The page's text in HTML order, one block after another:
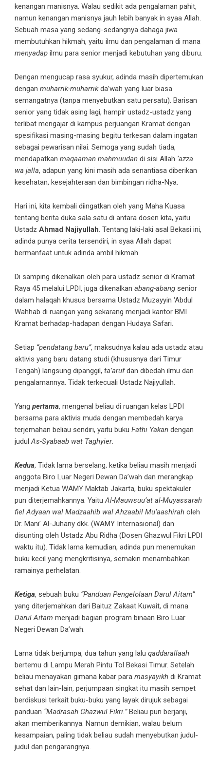
kenangan manisnya. Walau sedikit ada pengalaman pahit,
namun kenangan manisnya jauh lebih banyak in syaa Allah.
Sebuah masa yang sedang-sedangnya dahaga jiwa
membutuhkan hikmah, yaitu ilmu dan pengalaman di mana
menyadap ilmu para senior menjadi kebutuhan yang diburu.
Dengan mengucap rasa syukur, adinda masih dipertemukan
dengan muharrik-muharrikda’wah yang luar biasa
semangatnya (tanpa menyebutkan satu persatu). Barisan
senior yang tidak asing lagi, hampir ustadz-ustadz yang
terlibat mengajar di kampus perjuangan Kramat dengan
spesifikasi masing-masing begitu terkesan dalam ingatan
sebagai pewarisan nilai. Semoga yang sudah tiada,
mendapatkan maqaaman mahmuudan di sisi Allah ‘azza
wa jalla, adapun yang kini masih ada senantiasa diberikan
kesehatan, kesejahteraan dan bimbingan ridha-Nya.
Hari ini, kita kembali diingatkan oleh yang Maha Kuasa
tentang berita duka sala satu di antara dosen kita, yaitu
Ustadz Ahmad Najiyullah. Tentang laki-laki asal Bekasi ini,
adinda punya cerita tersendiri, in syaa Allah dapat
bermanfaat untuk adinda ambil hikmah.
Di samping dikenalkan oleh para ustadz senior di Kramat
Raya 45 melalui LPDI, juga dikenalkan abang-abang senior
dalam halaqah khusus bersama Ustadz Muzayyin ‘Abdul
Wahhab di ruangan yang sekarang menjadi kantor BMI
Kramat berhadap-hadapan dengan Hudaya Safari.
Setiap “pendatang baru”, maksudnya kalau ada ustadz atau
aktivis yang baru datang studi (khususnya dari Timur
Tengah) langsung dipanggil, ta’arufdan dibedah ilmu dan
pengalamannya. Tidak terkecuali Ustadz Najiyullah.
Yang pertama, mengenal beliau di ruangan kelas LPDI
bersama para aktivis muda dengan membedah karya
terjemahan beliau sendiri, yaitu buku Fathi Yakan dengan
judulAs-Syabaab wat Taghyier.
Kedua, Tidak lama berselang, ketika beliau masih menjadi
anggota Biro Luar Negeri Dewan Da’wah dan merangkap
menjadi Ketua WAMY Maktab Jakarta, buku spektakuler
pun diterjemahkannya. YaituAl-Mauwsuu’at al-Muyassarah
fiel Adyaan wal Madzaahib wal Ahzaabil Mu’aashirah oleh
Dr. Mani’ Al-Juhany dkk. (WAMY Internasional) dan
disunting oleh Ustadz Abu Ridha (Dosen Ghazwul Fikri LPDI
waktu itu). Tidak lama kemudian, adinda pun menemukan
buku kecil yang mengkritisinya, semakin menambahkan
ramainya perhelatan.
Ketiga, sebuah buku “Panduan Pengelolaan Darul Aitam”
yang diterjemahkan dari Baituz Zakaat Kuwait, di mana
Darul Aitam menjadi bagian program binaan Biro Luar
Negeri Dewan Da’wah.
Lama tidak berjumpa, dua tahun yang lalu qaddarallaah
bertemu di Lampu Merah Pintu Tol Bekasi Timur. Setelah
beliau menayakan gimana kabar para masyayikh di Kramat
sehat dan lain-lain, perjumpaan singkat itu masih sempet
berdiskusi terkait buku-buku yang layak dirujuk sebagai
panduan “Madrasah Ghazwul Fikri.”Beliau pun berjanji,
akan memberikannya. Namun demikian, walau belum
kesampaian, paling tidak beliau sudah menyebutkan judul-
judul dan pengarangnya.